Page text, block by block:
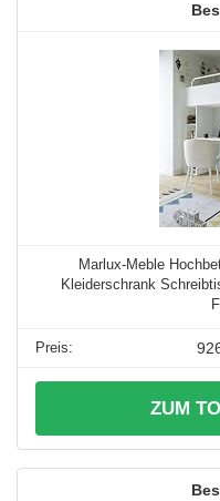
Marlux-Meble
Kleiderschrank
ZUM